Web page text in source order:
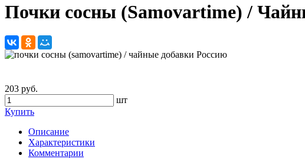
Почки сосны (Samovartime) /
203 руб.
шт
Купить
Описание
Характеристики
Комментарии